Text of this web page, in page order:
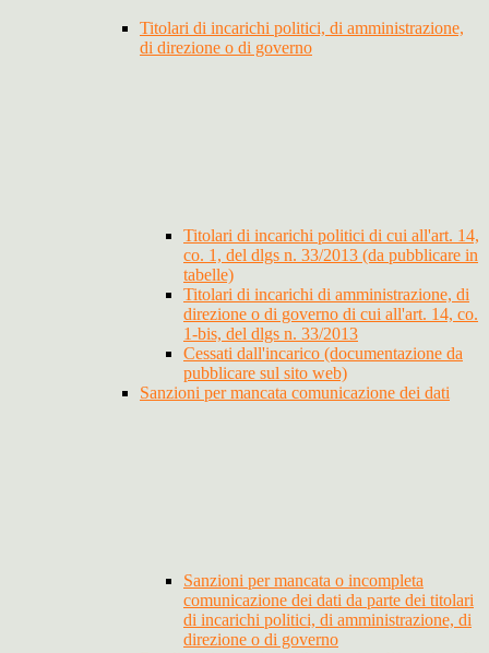
Titolari di incarichi politici, di amministrazione,
di direzione o di governo
Titolari di incarichi politici di cui all'art. 14,
co. 1, del dlgs n. 33/2013 (da pubblicare in
tabelle)
Titolari di incarichi di amministrazione, di
direzione o di governo di cui all'art. 14, co.
1-bis, del dlgs n. 33/2013
Cessati dall'incarico (documentazione da
pubblicare sul sito web)
Sanzioni per mancata comunicazione dei dati
Sanzioni per mancata o incompleta
comunicazione dei dati da parte dei titolari
di incarichi politici, di amministrazione, di
direzione o di governo